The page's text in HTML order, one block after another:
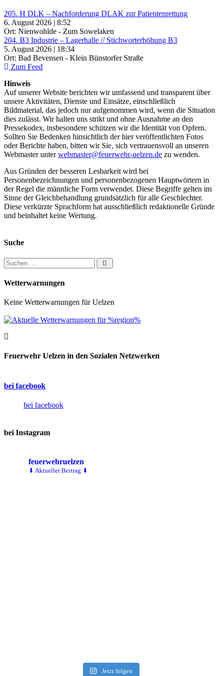
205. H DLK – Nachforderung DLAK zur Patientenrettung
6. August 2026 | 8:52
Ort: Nienwohlde - Zum Sowelaken
204. B3 Industrie – Lagerhalle // Stichworterhöhung B3
5. August 2026 | 18:34
Ort: Bad Bevensen - Klein Bünstorfer Straße
Zum Feed
Hinweis
Auf unserer Website berichten wir umfassend und transparent über
unsere Aktivitäten, Dienste und Einsätze, einschließlich
Bildmaterial, das jedoch nur aufgenommen wird, wenn die Situation
dies zulässt. Wir halten uns strikt und ohne Ausnahme an den
Pressekodex, insbesondere schützen wir die Identität von Opfern.
Sollten Sie Bedenken hinsichtlich der hier veröffentlichten Fotos
oder Berichte haben, bitten wir Sie, sich vertrauensvoll an unseren
Webmaster unterwebmaster@feuerwehr-uelzen.de zu wenden.
Aus Gründen der besseren Lesbarkeit wird bei
Personenbezeichnungen und personenbezogenen Hauptwörtern in
der Regel die männliche Form verwendet. Diese Begriffe gelten im
Sinne der Gleichbehandlung grundsätzlich für alle Geschlechter.
Diese verkürzte Sprachform hat ausschließlich redaktionelle Gründe
und beinhaltet keine Wertung.
Suche
Suchen nach:
Wetterwarnungen
Keine Wetterwarnungen für Uelzen
Feuerwehr Uelzen in den Sozialen Netzwerken
bei facebook
bei facebook
bei Instagram
feuerwehruelzen
⬇ Aktueller Beitrag ⬇
Jetzt folgen